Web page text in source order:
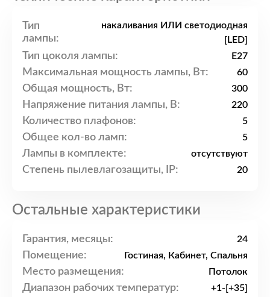
Тип
лампы:
накаливания ИЛИ светодиодная
[LED]
Тип цоколя лампы: E27
Максимальная мощность лампы, Вт: 60
Общая мощность, Вт: 300
Напряжение питания лампы, В: 220
Количество плафонов: 5
Общее кол-во ламп: 5
Лампы в комплекте: отсутствуют
Степень пылевлагозащиты, IP: 20
Остальные характеристики
Гарантия, месяцы: 24
Помещение: Гостиная, Кабинет, Спальня
Место размещения: Потолок
Диапазон рабочих температур: +1-[+35]